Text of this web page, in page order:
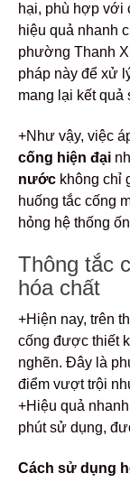
hại, phù hợp với
hiệu quả nhanh
phường Thanh
pháp này để xử
mang lại kết quả
+Như vậy, việc
cống hiện đại
nước không chỉ
huống tắc cống
hỏng hệ thống
Thông tắc
hóa chất
+Hiện nay, trên
cống được thiết
nghẽn. Đây là
điểm vượt trội
+Hiệu quả
phút sử dụng,
Cách sử dụng